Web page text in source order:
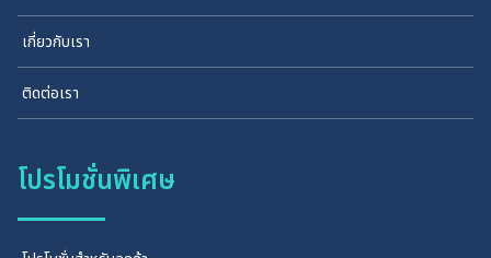
เกี่ยวกับเรา
ติดต่อเรา
โปรโมชั่นพิเศษ